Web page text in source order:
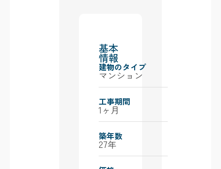
基本
情報
建物のタイプ
マンション
工事期間
1ヶ月
築年数
27年